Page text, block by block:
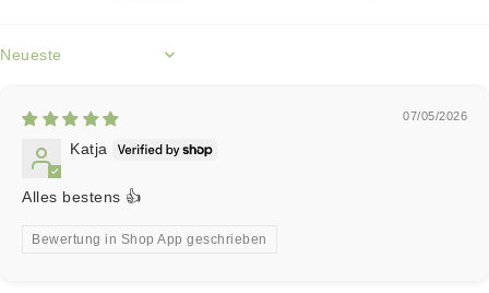
Sort by
07/05/2026
Katja
Alles bestens 👍
Bewertung in Shop App geschrieben